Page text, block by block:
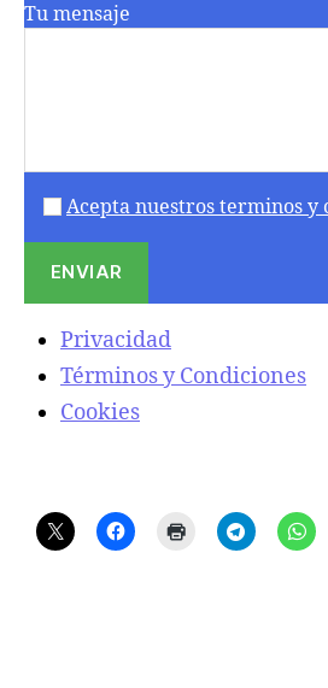
Tu mensaje
Acepta nuestros terminos y
Privacidad
Términos y Condiciones
Cookies